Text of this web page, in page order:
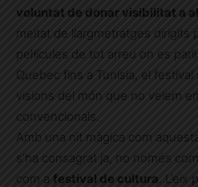
voluntat de donar visibilitat a
meitat de llargmetratges dirigits
pel·lícules de tot arreu on es
Quebec fins a Tunísia, el
visions del món que no veiem
convencionals.
Amb una nit màgica com
s’ha consagrat ja, no només
com a festival de cultura .